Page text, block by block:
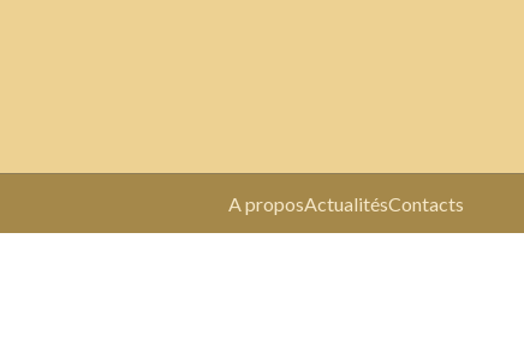
A proposActualitésContacts